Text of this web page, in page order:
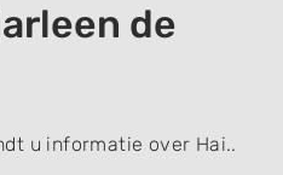
de
u informatie over Hai..